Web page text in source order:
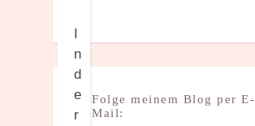
I
n
d
e
r
Folge meinem Blog per E-
Mail: